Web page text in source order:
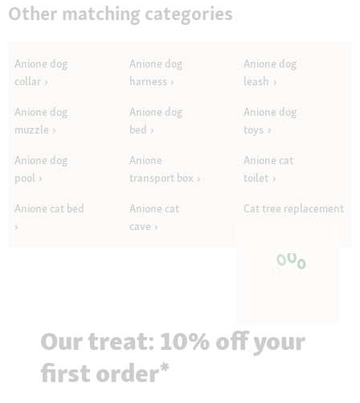
Other matching categories
Anione dog
collar
Anione dog
harness
Anione dog
leash
Anione dog
muzzle
Anione dog
bed
Anione dog
toys
Anione dog
pool
Anione
transport box
Anione cat
toilet
Anione cat bed
Anione cat
cave
Cat tree replacement
Our treat: 10% off your
first order*